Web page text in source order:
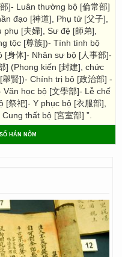
]- Luân thường bộ [倫常部]
đạo [神道], Phụ tử [父子],
phụ [夫婦], Sư đệ [師弟],
tộc [尊族])- Tính tình bộ
[身体]- Nhân sự bộ [人事部]-
] (Phong kiến [封建], chức
賢])- Chính trị bộ [政治部] -
học bộ [文學部]- Lễ chế
[祭祀]- Y phục bộ [衣服部],
thất bộ [宮室部] ”.
HÁN NÔM